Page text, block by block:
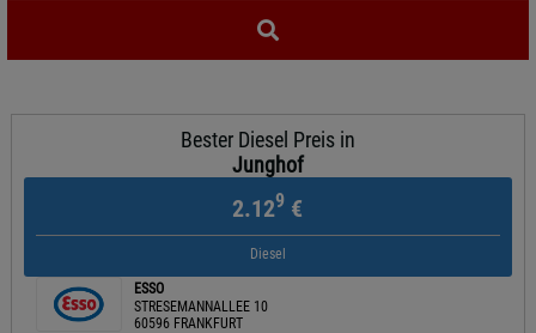
Bester Diesel Preis in
Junghof
2.129 €
Diesel
ESSO
STRESEMANNALLEE 10
60596 FRANKFURT